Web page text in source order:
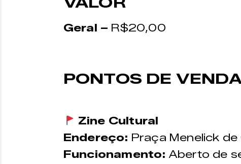
Geral – R$20,00
PONTOS DE
Zine Cultural
Endereço: Praça Menelick
Funcionamento: Aberto de